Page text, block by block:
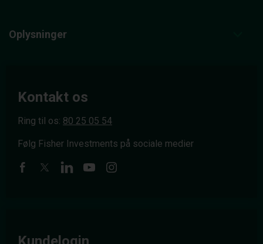
Oplysninger
Kontakt os
Ring til os: 80 25 05 54
Følg Fisher Investments på sociale medier